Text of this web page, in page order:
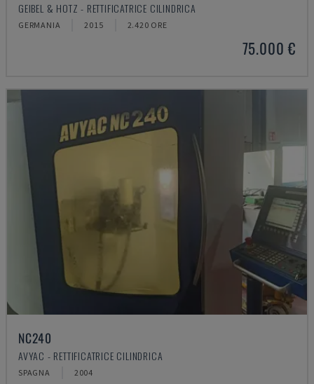
GEIBEL & HOTZ - RETTIFICATRICE CILINDRICA
GERMANIA 2015 2.420 ORE
75.000 €
NC240
AVYAC - RETTIFICATRICE CILINDRICA
SPAGNA 2004